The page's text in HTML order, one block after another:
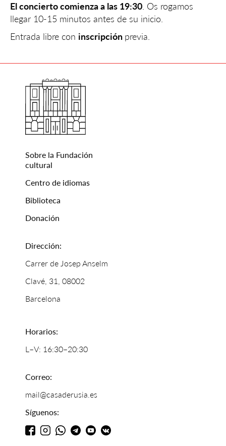
El concierto comienza a las 19:30 . Os rogamos
llegar 10-15 minutos antes de su inicio.
Entrada libre con inscripción previa.
Sobre la Fundación
cultural
Centro de idiomas
Biblioteca
Donación
Dirección:
Carrer de Josep Anselm
Clavé, 31, 08002
Barcelona
Horarios:
L–V: 16:30–20:30
Correo:
mail@casaderusia.es
Síguenos: